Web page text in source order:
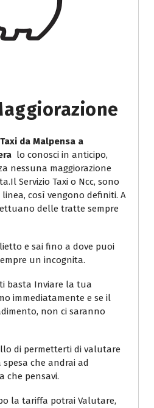
da Malpensa a
lo conosci in anticipo,
nessuna maggiorazione
Servizio Taxi o Ncc, sono
così vengono definiti. A
delle tratte sempre
e sai fino a dove puoi
un incognita.
ti basta Inviare la tua
immediatamente e se il
non ci saranno
di permetterti di valutare
che andrai ad
che pensavi.
la tariffa potrai Valutare,